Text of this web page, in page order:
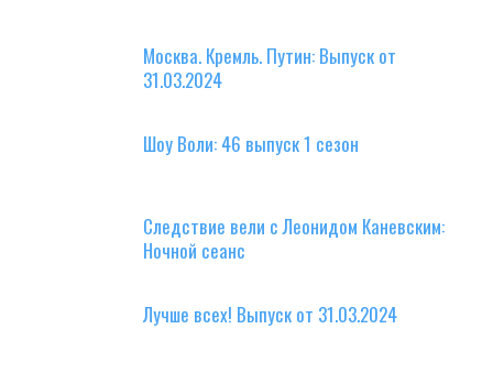
Москва. Кремль. Путин: Выпуск от
31.03.2024
Шоу Воли: 46 выпуск 1 сезон
Следствие вели с Леонидом Каневским:
Ночной сеанс
Лучше всех! Выпуск от 31.03.2024